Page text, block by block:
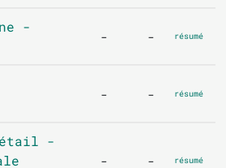
-
- - résumé
- - résumé
-
- - résumé